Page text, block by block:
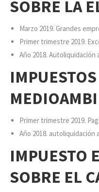
SOBRE LA
Marzo 2019. Grandes
Primer trimestre 2019.
Año 2018. Autoliquidación
IMPUESTOS
Primer trimestre 2019.
Año 2018. autoliquidación
IMPUESTO
SOBRE EL